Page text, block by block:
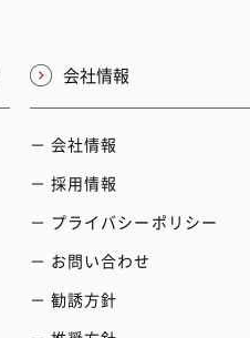
会社情報
－ 会社情報
－ 採用情報
－ プライバシーポリシー
－ お問い合わせ
－ 勧誘方針